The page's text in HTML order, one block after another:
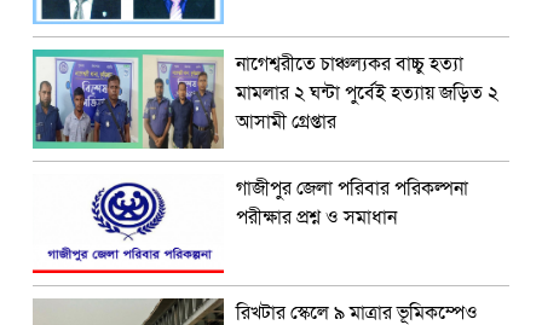
নাগেশ্বরীতে চাঞ্চল্যকর বাচ্চু হত্যা
মামলার ২ ঘন্টা পুর্বেই হত্যায় জড়িত ২
আসামী গ্রেপ্তার
গাজীপুর জেলা পরিবার পরিকল্পনা
পরীক্ষার প্রশ্ন ও সমাধান
রিখটার স্কেলে ৯ মাত্রার ভূমিকম্পেও